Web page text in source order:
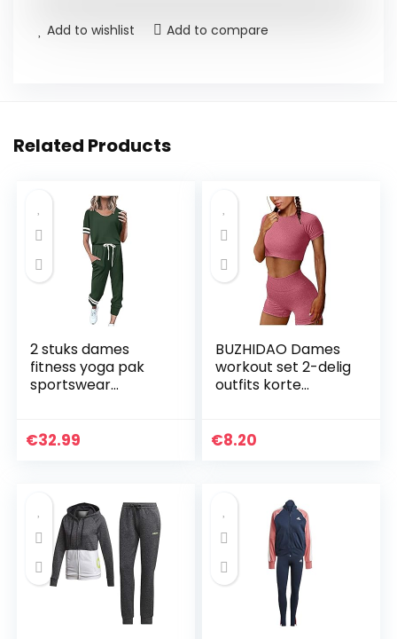
Add to wishlist Add to compare
Related Products
2 stuks dames
fitness yoga pak
sportswear
gym push-up
€32.99
BUZHIDAO Dames
workout set 2-delig
outfits korte
taille yoga shorts
€8.20